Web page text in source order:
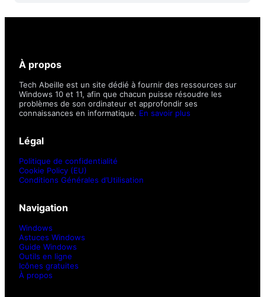
À propos
Tech Abeille est un site dédié à fournir des ressources sur
Windows 10 et 11, afin que chacun puisse résoudre les
problèmes de son ordinateur et approfondir ses
connaissances en informatique. En savoir plus
Légal
Politique de confidentialité
Cookie Policy (EU)
Conditions Générales d’Utilisation
Navigation
Windows
Astuces Windows
Guide Windows
Outils en ligne
Icônes gratuites
À propos